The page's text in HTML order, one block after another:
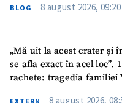
BLOG 8 august 2026, 09:20
„Mă uit la acest crater și
se afla exact în acel loc”.
rachete: tragedia familiei
EXTERN 8 august 2026,
CONTACT SURSĂ
Sursă anonimă